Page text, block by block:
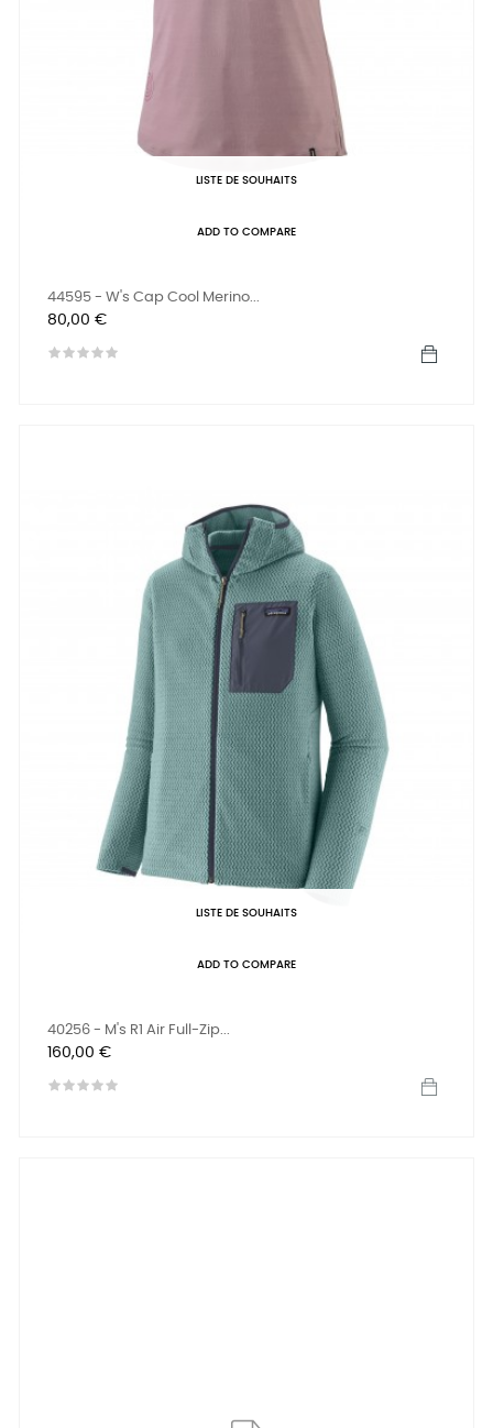
LISTE DE SOUHAITS
ADD TO COMPARE
44595 - W's Cap Cool Merino...
Prix
80,00 €
LISTE DE SOUHAITS
ADD TO COMPARE
40256 - M's R1 Air Full-Zip...
Prix
160,00 €